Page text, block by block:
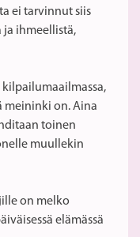
ei tarvinnut siis
ja ihmeellistä,
kilpailumaailmassa,
meininki on. Aina
toinen
muullekin
on melko
elämässä